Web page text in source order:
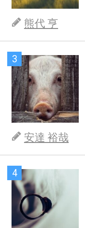
熊代 亨
3
安達 裕哉
4